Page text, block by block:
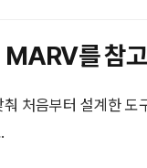
MARV를 참
처음부터 설계한